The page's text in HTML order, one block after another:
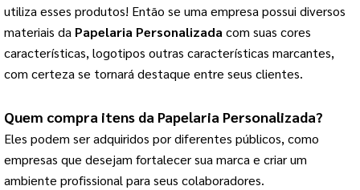
utiliza esses produtos! Então se uma empresa possui diversos
materiais da Papelaria Personalizada com suas cores
características, logotipos outras características marcantes,
com certeza se tornará destaque entre seus clientes.
Quem compra itens da Papelaria Personalizada?
Eles podem ser adquiridos por diferentes públicos, como
empresas que desejam fortalecer sua marca e criar um
ambiente profissional para seus colaboradores.